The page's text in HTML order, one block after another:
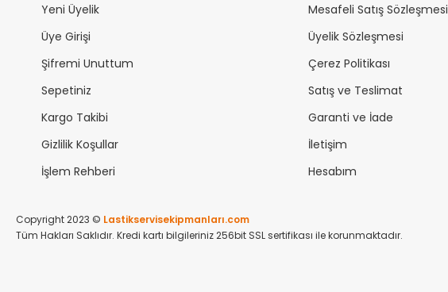
Yeni Üyelik
Üye Girişi
Şifremi Unuttum
Sepetiniz
Kargo Takibi
Gizlilik Koşullar
İşlem Rehberi
Mesafeli Satış Sözleşmesi
Üyelik Sözleşmesi
Çerez Politikası
Satış ve Teslimat
Garanti ve İade
İletişim
Hesabım
Copyright 2023 © Lastikservisekipmanları.com
Tüm Hakları Saklıdır. Kredi kartı bilgileriniz 256bit SSL sertifikası ile korunmaktadır.